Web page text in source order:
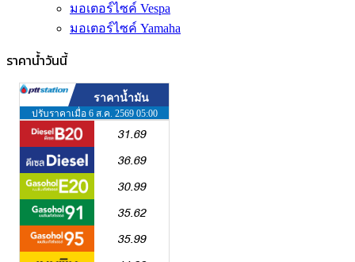
มอเตอร์ไซค์ Vespa
มอเตอร์ไซค์ Yamaha
ราคาน้ำวันนี้